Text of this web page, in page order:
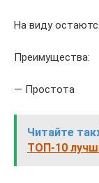
На виду
Преимущества:
— Простота
Читайте
ТОП-10